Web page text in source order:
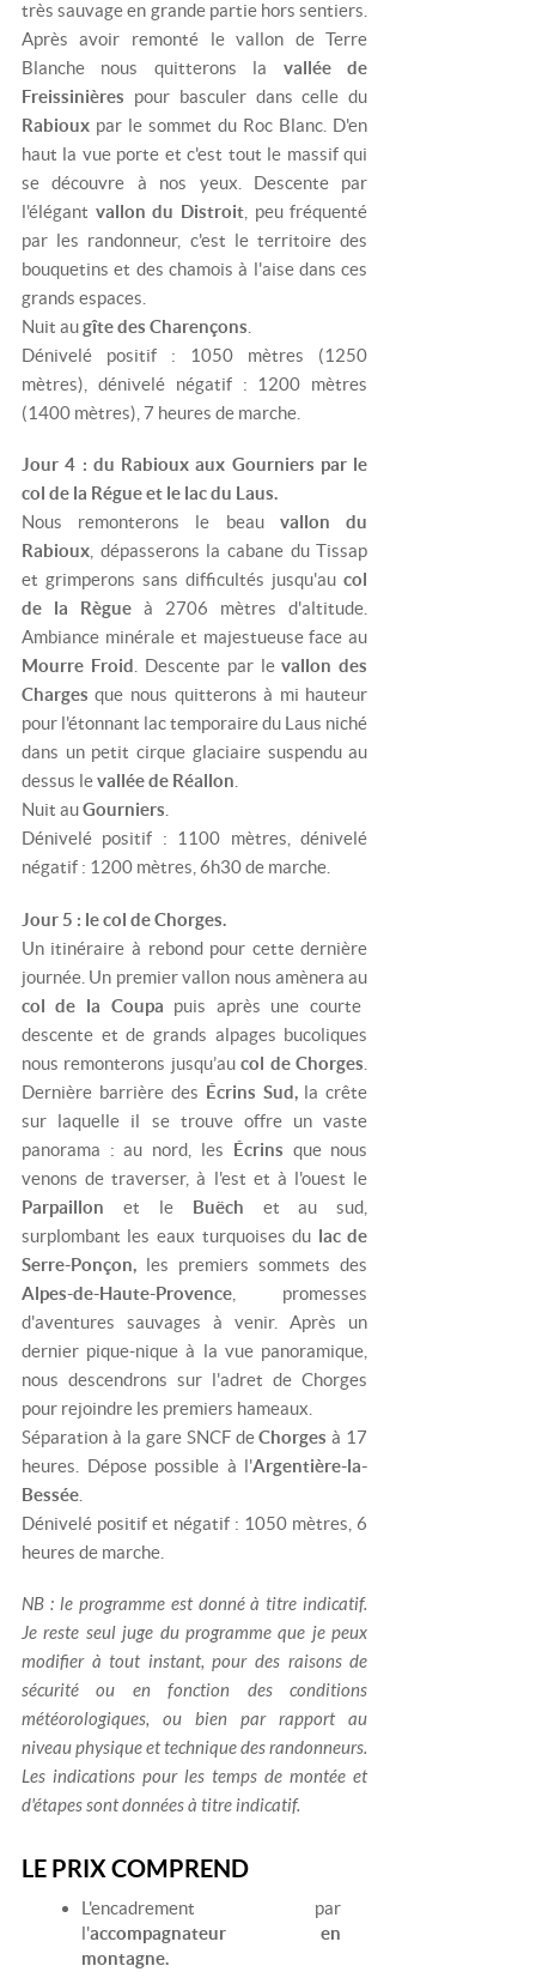
très sauvage en grande partie hors sentiers.
Après avoir remonté le vallon de Terre
Blanche nous quitterons la vallée de
Freissinières pour basculer dans celle du
Rabioux par le sommet du Roc Blanc. D'en
haut la vue porte et c'est tout le massif qui
se découvre à nos yeux. Descente par
l'élégant vallon du Distroit, peu fréquenté
par les randonneur, c'est le territoire des
bouquetins et des chamois à l'aise dans ces
grands espaces.
Nuit augîte des Charençons
Dénivelé positif : 1050 mètres (1250
mètres), dénivelé négatif : 1200 mètres
(1400 mètres), 7 heures de marche.
Jour 4 : du Rabioux aux Gourniers par le
col de la Régue et le lac du Laus.
Nous remonterons le beauvallon du
Rabioux, dépasserons la cabane du Tissap
et grimperons sans difficultés jusqu'aucol
de la Règue à 2706 mètres d'altitude.
Ambiance minérale et majestueuse face au
Mourre Froid . Descente par levallon des
Charges que nous quitterons à mi hauteur
pour l'étonnant lac temporaire du Laus niché
dans un petit cirque glaciaire suspendu au
dessus levallée de Réallon
Nuit auGourniers
Dénivelé positif : 1100 mètres, dénivelé
négatif : 1200 mètres, 6h30 de marche.
Jour 5 : le col de Chorges.
Un itinéraire à rebond pour cette dernière
journée. Un premier vallon nous amènera au
col de la Coupa puis après une courte
descente et de grands alpages bucoliques
nous remonterons jusqu’aucol de Chorges
Dernière barrière des Écrins Sud, la crête
sur laquelle il se trouve offre un vaste
panorama : au nord, les Écrins que nous
venons de traverser, à l'est et à l'ouest le
Parpaillon et le Buëch et au sud,
surplombant les eaux turquoises du lac de
Serre-Ponçon,les premiers sommets des
Alpes-de-Haute-Provence, promesses
d'aventures sauvages à venir. Après un
dernier pique-nique à la vue panoramique,
nous descendrons sur l'adret de Chorges
pour rejoindre les premiers hameaux.
Séparation à la gare SNCF deChorgesà 17
heures. Dépose possible à l'Argentière-la-
Bessée.
Dénivelé positif et négatif : 1050 mètres, 6
heures de marche.
NB : le programme est donné à titre indicatif.
Je reste seul juge du programme que je peux
modifier à tout instant, pour des raisons de
sécurité ou en fonction des conditions
météorologiques, ou bien par rapport au
niveau physique et technique des randonneurs.
Les indications pour les temps de montée et
d'étapes sont données à titre indicatif.
LE PRIX COMPREND
L'encadrement par
l'accompagnateur en
montagne.